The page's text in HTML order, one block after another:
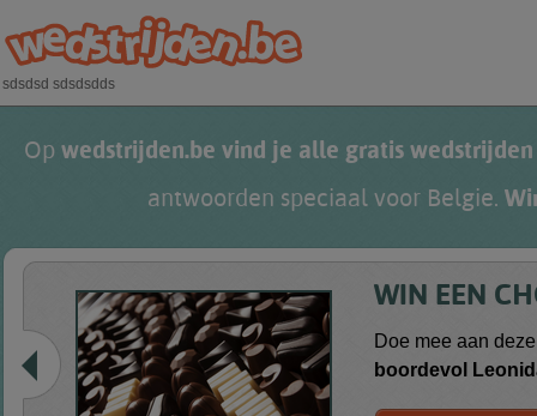
Op wedstrijden.be vind je alle gratis wedstrijden
antwoorden speciaal voor Belgie.
sdsdsd sdsdsdds
WIN EEN
Doe mee aan
boordevol